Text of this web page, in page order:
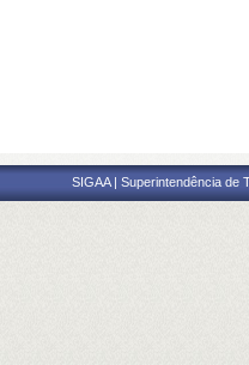
SIGAA | Superintendência de